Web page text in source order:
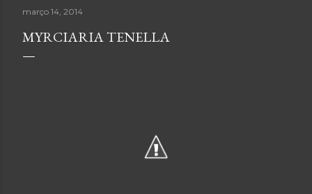
março 14, 2014
MYRCIARIA TENELLA